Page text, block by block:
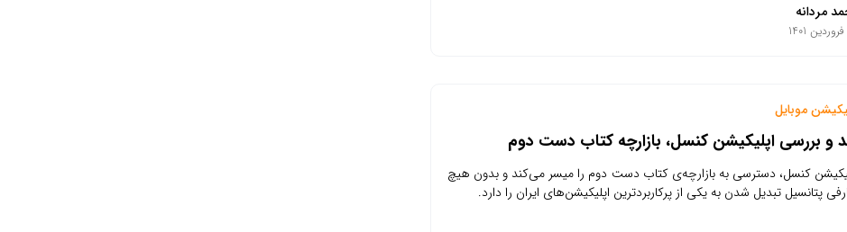
مردانه
موبایل
و بررسی اپلیکیشن کنسل، بازارچه کتاب دست دوم
کنسل، دسترسی به بازارچه‌ی کتاب دست دوم را میسر می‌کند و بدون هیچ
پتانسیل تبدیل شدن به یکی از پرکاربردترین اپلیکیشن‌های ایران را دارد.